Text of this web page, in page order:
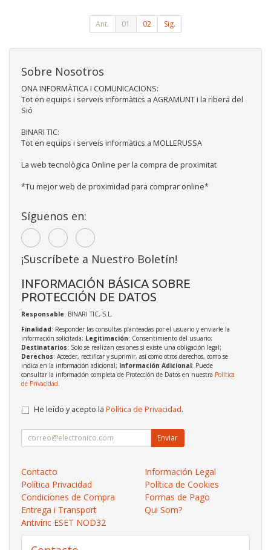
Ant. 01 02 Sig.
Sobre Nosotros
ONA INFORMÀTICA I COMUNICACIONS:
Tot en equips i serveis informàtics a AGRAMUNT i la ribera del
Sió
BINARI TIC:
Tot en equips i serveis informàtics a MOLLERUSSA
La web tecnològica Online per la compra de proximitat
*Tu mejor web de proximidad para comprar online*
Síguenos en:
¡Suscríbete a Nuestro Boletín!
INFORMACIÓN BÁSICA SOBRE
PROTECCIÓN DE DATOS
Responsable: BINARI TIC, S.L.
Finalidad: Responder las consultas planteadas por el usuario y enviarle la
información solicitada; Legitimación: Consentimiento del usuario;
Destinatarios: Solo se realizan cesiones si existe una obligación legal;
Derechos: Acceder, rectificar y suprimir, así como otros derechos, como se
indica en la información adicional; Información Adicional: Puede
consultar la información completa de Protección de Datos en nuestra Política
de Privacidad
He leído y acepto la Política de Privacidad.
Enviar
Contacto
Información Legal
Política Privacidad
Política de Cookies
Condiciones de Compra
Formas de Pago
Entrega i Transport
Qui Som?
Antivíric ESET NOD32